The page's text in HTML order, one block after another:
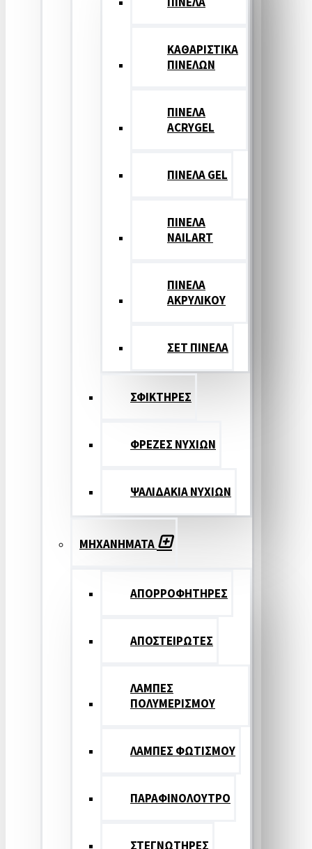
ΚΑΘΑΡΙΣΤΙΚΑ
ΠΙΝΕΛΩΝ
ΠΙΝΕΛΑ
ACRYGEL
ΠΙΝΕΛΑ GEL
ΠΙΝΕΛΑ
NAILART
ΠΙΝΕΛΑ
ΑΚΡΥΛΙΚΟΥ
ΣΕΤ ΠΙΝΕΛA
ΣΦΙΚΤΗΡΕΣ
ΦΡΕΖΕΣ ΝΥΧΙΩΝ
ΨΑΛΙΔΑΚΙΑ ΝΥΧΙΩΝ
ΜΗΧΑΝΗΜΑΤΑ
ΑΠΟΡΡΟΦΗΤΗΡΕΣ
ΑΠΟΣΤΕΙΡΩΤΕΣ
ΛΑΜΠΕΣ
ΠΟΛΥΜΕΡΙΣΜΟΥ
ΛΑΜΠΕΣ ΦΩΤΙΣΜΟΥ
ΠΑΡΑΦΙΝΟΛΟΥΤΡΟ
ΣΤΕΓΝΩΤΗΡΕΣ